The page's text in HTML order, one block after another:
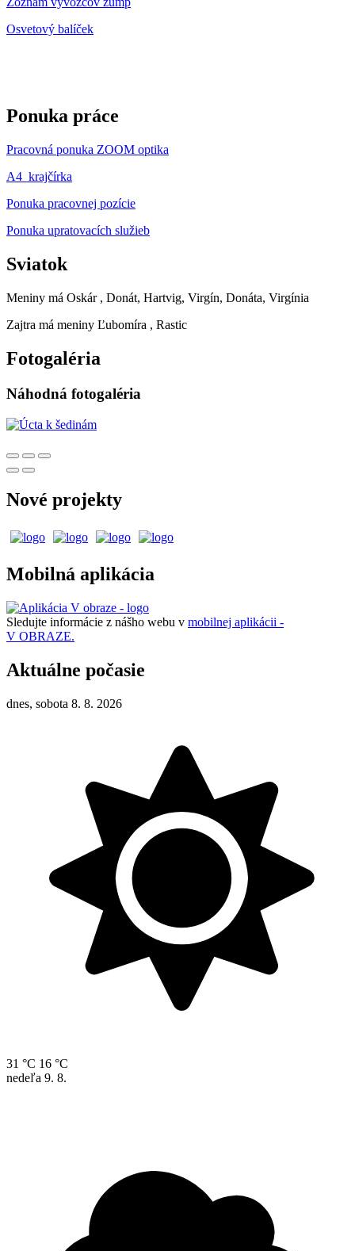
Osvetový balíček
Ponuka práce
Pracovná ponuka ZOOM optika
A4_krajčírka
Ponuka pracovnej pozície
Ponuka upratovacích služieb
Sviatok
Meniny má Oskár , Donát, Hartvig, Virgín, Donáta, Virgínia
Zajtra má meniny Ľubomíra , Rastic
Fotogaléria
Náhodná fotogaléria
Nové projekty
Mobilná aplikácia
Sledujte informácie z nášho webu v mobilnej aplikácii -
V OBRAZE.
Aktuálne počasie
dnes, sobota 8. 8. 2026
31 °C 16 °C
nedeľa 9. 8.